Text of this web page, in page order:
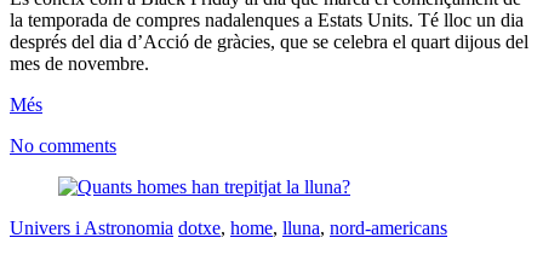
la temporada de compres nadalenques a Estats Units. Té lloc un dia
després del dia d’Acció de gràcies, que se celebra el quart dijous del
mes de novembre.
Més
No comments
Univers i Astronomia dotxe, home, lluna, nord-americans